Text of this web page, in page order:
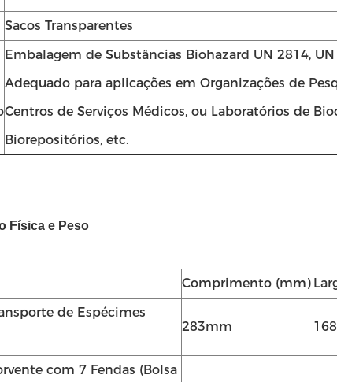
Sacos Transparentes
Embalagem de Substâncias Biohazard UN 2814,
Adequado para aplicações em Organizações de
Centros de Serviços Médicos, ou Laboratórios de
Biorepositórios, etc.
Física e Peso
Comprimento (mm)
de Espécimes
283mm
com 7 Fendas (Bolsa